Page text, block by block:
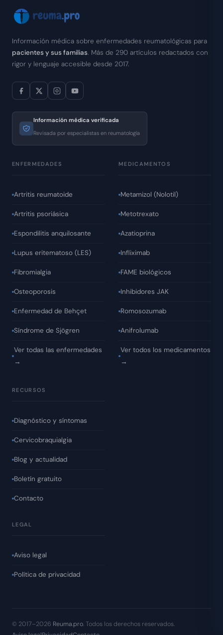
Información médica sobre enfermedades reumatológicas para
pacientes y sus familias. Más de 290 artículos redactados con
rigor y lenguaje accesible desde 2017.
Información médica verificada
Revisada por especialistas en reumatología
ENFERMEDADES
Artritis reumatoide
Artritis psoriásica
Espondilitis anquilosante
Lupus eritematoso (LES)
Fibromialgia
Osteoporosis
Enfermedad de Behçet
Síndrome de Sjögren
Ver todas las enfermedades
→
MEDICAMENTOS
Metamizol (Nolotil)
Metotrexato
Azatioprina
Infliximab
FAME biológicos
Inhibidores JAK
Romosozumab
Anifrolumab
Ver todos los medicamentos
→
RECURSOS
Diagnóstico y síntomas
Cervicobraquialgia
Blog y actualidad
Boletín gratuito
Contacto
LEGAL
Aviso legal
Política de privacidad
© 2017–2026 Reuma.pro. Todos los derechos reservados.